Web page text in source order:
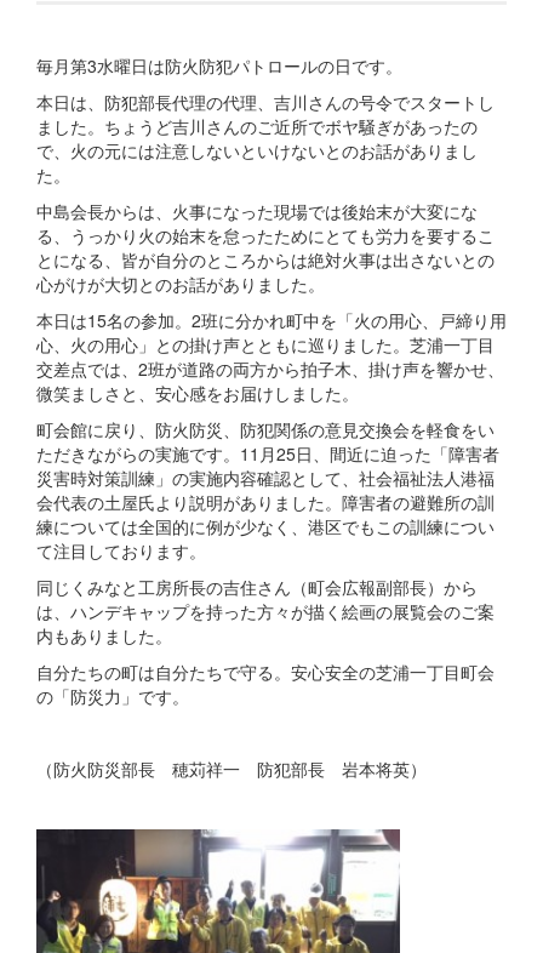
毎月第3水曜日は防火防犯パトロールの日です。
本日は、防犯部長代理の代理、吉川さんの号令でスタートし
ました。ちょうど吉川さんのご近所でボヤ騒ぎがあったの
で、火の元には注意しないといけないとのお話がありまし
た。
中島会長からは、火事になった現場では後始末が大変にな
る、うっかり火の始末を怠ったためにとても労力を要するこ
とになる、皆が自分のところからは絶対火事は出さないとの
心がけが大切とのお話がありました。
本日は15名の参加。2班に分かれ町中を「火の用心、戸締り用
心、火の用心」との掛け声とともに巡りました。芝浦一丁目
交差点では、2班が道路の両方から拍子木、掛け声を響かせ、
微笑ましさと、安心感をお届けしました。
町会館に戻り、防火防災、防犯関係の意見交換会を軽食をい
ただきながらの実施です。11月25日、間近に迫った「障害者
災害時対策訓練」の実施内容確認として、社会福祉法人港福
会代表の土屋氏より説明がありました。障害者の避難所の訓
練については全国的に例が少なく、港区でもこの訓練につい
て注目しております。
同じくみなと工房所長の吉住さん（町会広報副部長）から
は、ハンデキャップを持った方々が描く絵画の展覧会のご案
内もありました。
自分たちの町は自分たちで守る。安心安全の芝浦一丁目町会
の「防災力」です。
（防火防災部長 穂苅祥一 防犯部長 岩本将英）